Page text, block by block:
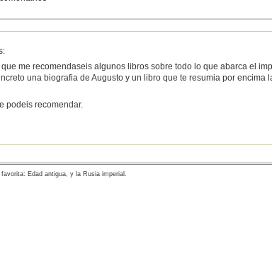
que me recomendaseis algunos libros sobre todo lo que abarca el
una biografia de Augusto y un libro que te resumia por
podeis recomendar.
Edad antigua, y la Rusia imperial.